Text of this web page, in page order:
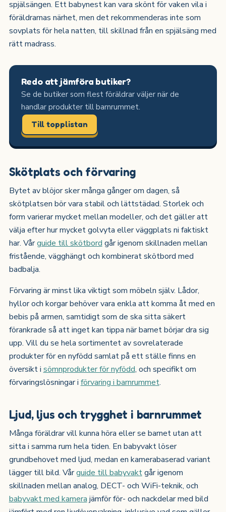
spjälsängen. Ett babynest kan vara skönt för vaken vila i
föräldrarnas närhet, men det rekommenderas inte som
sovplats för hela natten, till skillnad från en spjälsäng med
rätt madrass.
Redo att jämföra butiker?
Se de butiker som flest föräldrar väljer när de
handlar produkter till barnrummet.
Till topplistan
Skötplats och förvaring
Bytet av blöjor sker många gånger om dagen, så
skötplatsen bör vara stabil och lättstädad. Storlek och
form varierar mycket mellan modeller, och det gäller att
välja efter hur mycket golvyta eller väggplats ni faktiskt
har. Vårguide till skötbord går igenom skillnaden mellan
fristående, vägghängt och kombinerat skötbord med
badbalja.
Förvaring är minst lika viktigt som möbeln själv. Lådor,
hyllor och korgar behöver vara enkla att komma åt med en
bebis på armen, samtidigt som de ska sitta säkert
förankrade så att inget kan tippa när barnet börjar dra sig
upp. Vill du se hela sortimentet av sovrelaterade
produkter för en nyfödd samlat på ett ställe finns en
översikt i sömnprodukter för nyfödd, och specifikt om
förvaringslösningar i förvaring i barnrummet.
Ljud, ljus och trygghet i barnrummet
Många föräldrar vill kunna höra eller se barnet utan att
sitta i samma rum hela tiden. En babyvakt löser
grundbehovet med ljud, medan en kamerabaserad variant
lägger till bild. Vårguide till babyvaktgår igenom
skillnaden mellan analog, DECT- och WiFi-teknik, och
babyvakt med kamera jämför för- och nackdelar med bild